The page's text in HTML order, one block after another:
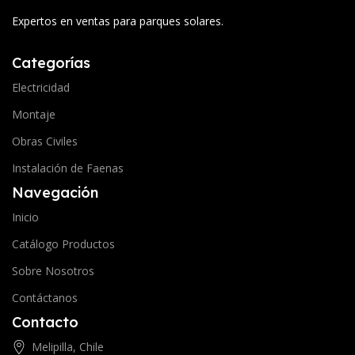
Expertos en ventas para parques solares.
Categorías
Electricidad
Montaje
Obras Civiles
Instalación de Faenas
Navegación
Inicio
Catálogo Productos
Sobre Nosotros
Contáctanos
Contacto
Melipilla, Chile